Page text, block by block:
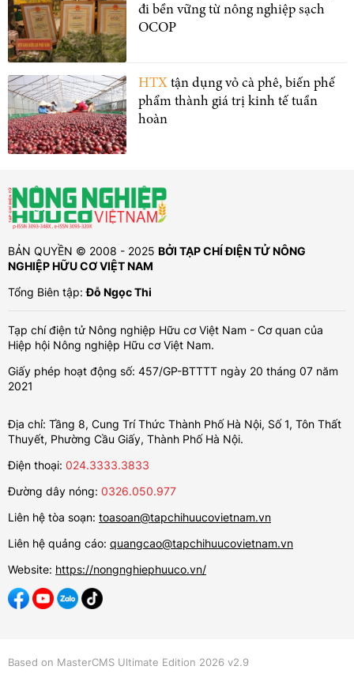
đi bền vững từ nông nghiệp sạch
OCOP
HTX tận dụng vỏ cà phê, biến phế
phẩm thành giá trị kinh tế tuần
hoàn
BẢN QUYỀN © 2008 - 2025 BỞI TẠP CHÍ ĐIỆN TỬ NÔNG
NGHIỆP HỮU CƠ VIỆT NAM
Tổng Biên tập:Đỗ Ngọc Thi
Tạp chí điện tử Nông nghiệp Hữu cơ Việt Nam - Cơ quan của
Hiệp hội Nông nghiệp Hữu cơ Việt Nam.
Giấy phép hoạt động số: 457/GP-BTTTT ngày 20 tháng 07 năm
2021
Địa chỉ: Tầng 8, Cung Trí Thức Thành Phố Hà Nội, Số 1, Tôn Thất
Thuyết, Phường Cầu Giấy, Thành Phố Hà Nội.
Điện thoại: 024.3333.3833
Đường dây nóng: 0326.050.977
Liên hệ tòa soạn: toasoan@tapchihuucovietnam.vn
Liên hệ quảng cáo: quangcao@tapchihuucovietnam.vn
Website: https://nongnghiephuuco.vn/
Based on MasterCMS Ultimate Edition 2026 v2.9